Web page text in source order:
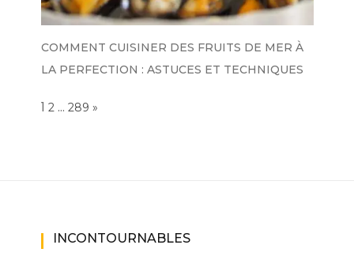
COMMENT CUISINER DES FRUITS DE MER À
LA PERFECTION : ASTUCES ET TECHNIQUES
Page:
1 2 … 289 NEXT
»
INCONTOURNABLES